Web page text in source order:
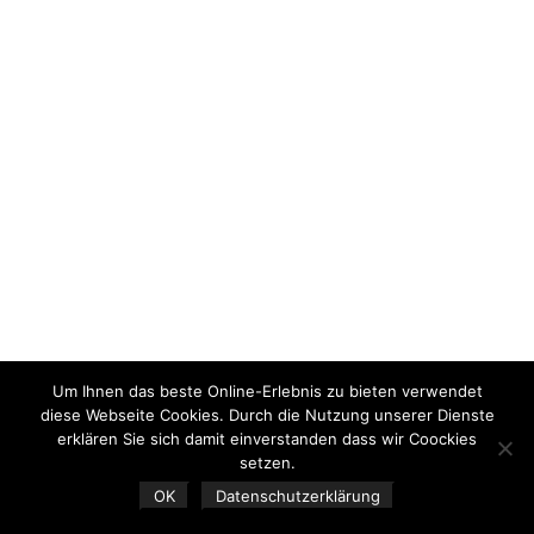
Um Ihnen das beste Online-Erlebnis zu bieten verwendet
diese Webseite Cookies. Durch die Nutzung unserer Dienste
erklären Sie sich damit einverstanden dass wir Coockies
setzen.
OK
Datenschutzerklärung